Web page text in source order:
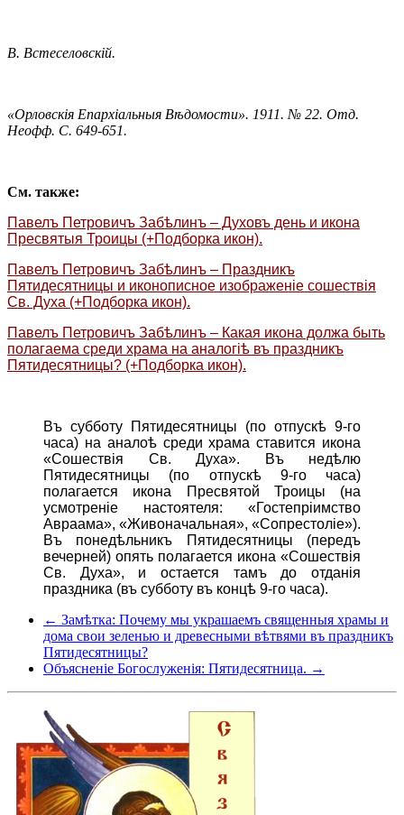
В. Встеселовскій.
«Орловскія Епархіальныя Вѣдомости». 1911. № 22. Отд.
Неофф. С. 649-651.
См. также:
Павелъ Петровичъ Забѣлинъ – Духовъ день и икона
Пресвятыя Троицы (+Подборка икон).
Павелъ Петровичъ Забѣлинъ – Праздникъ
Пятидесятницы и иконописное изображеніе сошествія
Св. Духа (+Подборка икон).
Павелъ Петровичъ Забѣлинъ – Какая икона должа быть
полагаема среди храма на аналогіѣ въ праздникъ
Пятидесятницы? (+Подборка икон).
Въ субботу Пятидесятницы (по отпускѣ 9-го
часа) на аналоѣ среди храма ставится икона
«Сошествія Св. Духа». Въ недѣлю
Пятидесятницы (по отпускѣ 9-го часа)
полагается икона Пресвятой Троицы (на
усмотреніе настоятеля: «Гостепріимство
Авраама», «Живоначальная», «Сопрестоліе»).
Въ понедѣльникъ Пятидесятницы (передъ
вечерней) опять полагается икона «Сошествія
Св. Духа», и остается тамъ до отданія
праздника (въ субботу въ концѣ 9-го часа).
← Замѣтка: Почему мы украшаемъ cвященныя храмы и
дома свои зеленью и древесными вѣтвями въ праздникъ
Пятидесятницы?
Объясненіе Богослуженія: Пятидесятница. →